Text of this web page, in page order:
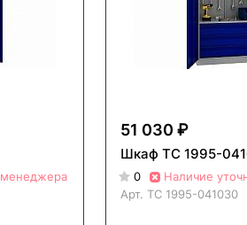
менеджера
51 030 ₽
Шкаф ТС 1995-
0
Наличие
Арт. ТС 1995-041030